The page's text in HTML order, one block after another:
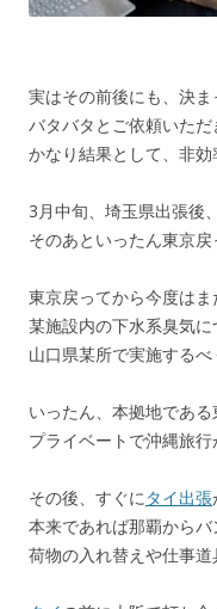
実はその前後にも、決ま
バタバタとご依頼いただ
かなり結果として、非効
3月中旬、埼玉県出張後
そのあといったん東京戻
東京戻ってから今度はま
某施設内の下水系臭気に
山口県某所で実施するべ
いったん、本拠地である
プライベートで沖縄旅行
その後、すぐにタイ出張
本来であれば那覇からバ
荷物の入れ替えや仕事道